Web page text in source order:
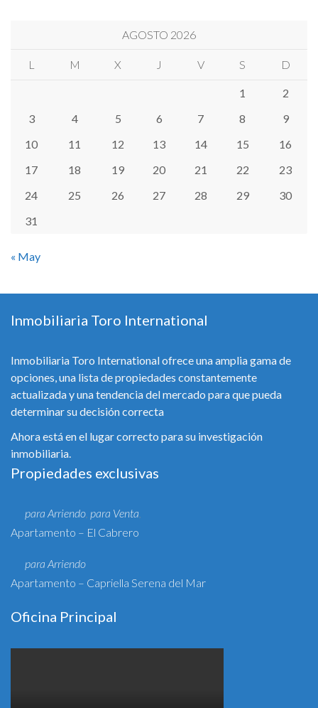
AGOSTO 2026
L M X J V S D
1
2
3
4 5 6 7 8
9
10
11 12 13 14 15
16
17
18 19 20 21 22
23
24
25 26 27 28 29
30
31
« May
Inmobiliaria Toro International
Inmobiliaria Toro International ofrece una amplia gama de
opciones, una lista de propiedades constantemente
actualizada y una tendencia del mercado para que pueda
determinar su decisión correcta
Ahora está en el lugar correcto para su investigación
inmobiliaria.
Propiedades exclusivas
para Arriendo, para Venta,
Apartamento – El Cabrero
para Arriendo
Apartamento – Capriella Serena del Mar
Oficina Principal